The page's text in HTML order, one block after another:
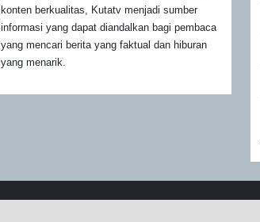
konten berkualitas, Kutatv menjadi sumber
informasi yang dapat diandalkan bagi pembaca
yang mencari berita yang faktual dan hiburan
yang menarik.